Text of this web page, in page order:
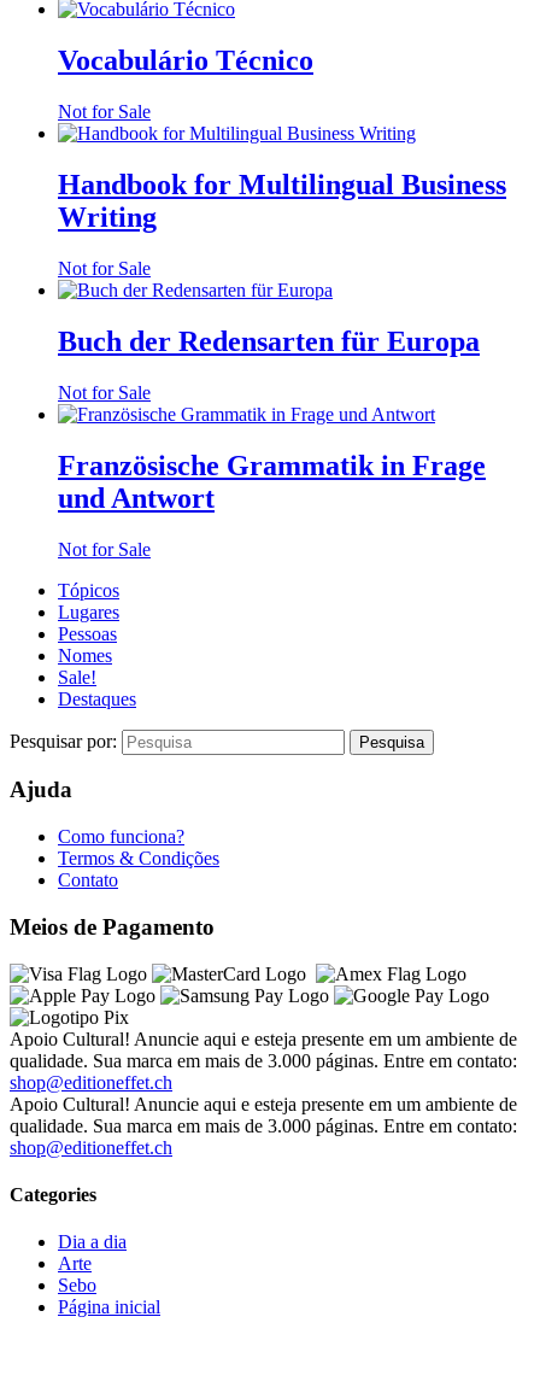
Vocabulário Técnico
Not for Sale
Handbook for Multilingual Business
Writing
Not for Sale
Buch der Redensarten für Europa
Not for Sale
Französische Grammatik in Frage
und Antwort
Not for Sale
Tópicos
Lugares
Pessoas
Nomes
Sale!
Destaques
Pesquisar por:
Ajuda
Como funciona?
Termos & Condições
Contato
Meios de Pagamento
Apoio Cultural! Anuncie aqui e esteja presente em um ambiente de
qualidade. Sua marca em mais de 3.000 páginas. Entre em contato:
shop@editioneffet.ch
Apoio Cultural! Anuncie aqui e esteja presente em um ambiente de
qualidade. Sua marca em mais de 3.000 páginas. Entre em contato:
shop@editioneffet.ch
Categories
Dia a dia
Arte
Sebo
Página inicial